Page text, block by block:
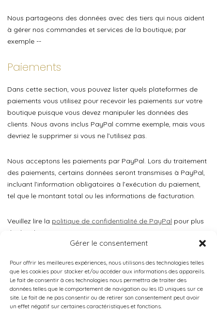
Gérer le consentement
Pour offrir les meilleures expériences, nous utilisons des technologies telles
que les cookies pour stocker et/ou accéder aux informations des appareils.
Le fait de consentir à ces technologies nous permettra de traiter des
données telles que le comportement de navigation ou les ID uniques sur ce
site. Le fait de ne pas consentir ou de retirer son consentement peut avoir
un effet négatif sur certaines caractéristiques et fonctions.
Nous partageons des données avec des tiers qui nous aident
à gérer nos commandes et services de la boutique; par
exemple --
Paiements
Dans cette section, vous pouvez lister quels plateformes de
paiements vous utilisez pour recevoir les paiements sur votre
boutique puisque vous devez manipuler les données des
clients. Nous avons inclus PayPal comme exemple, mais vous
devriez le supprimer si vous ne l’utilisez pas.
Nous acceptons les paiements par PayPal. Lors du traitement
des paiements, certains données seront transmises à PayPal,
incluant l’information obligatoires à l’exécution du paiement,
tel que le montant total ou les informations de facturation.
Veuillez lire la politique de confidentialité de PayPal pour plus
de détails.